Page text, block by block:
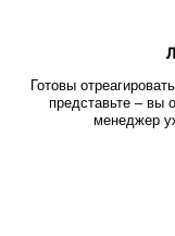
Готовы
представьте – вы
менеджер